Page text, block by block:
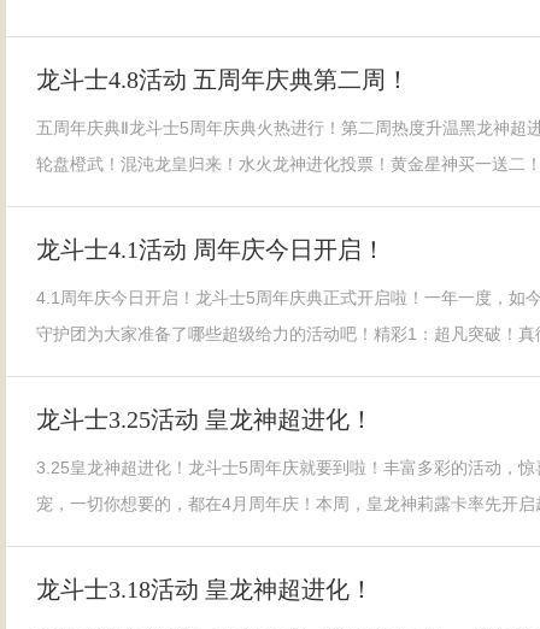
龙斗士4.8活动 五周年庆典第二周！
五周年庆典Ⅱ龙斗士5周年庆典火热进行！第二周热度升温黑龙神超
轮盘橙武！混沌龙皇归来！水火龙神进化投票！黄金星神买一送二
龙斗士4.1活动 周年庆今日开启！
4.1周年庆今日开启！龙斗士5周年庆典正式开启啦！一年一度，如
守护团为大家准备了哪些超级给力的活动吧！精彩1：超凡突破！真
龙斗士3.25活动 皇龙神超进化！
3.25皇龙神超进化！龙斗士5周年庆就要到啦！丰富多彩的活动，
宠，一切你想要的，都在4月周年庆！本周，皇龙神莉露卡率先开启
龙斗士3.18活动 皇龙神超进化！